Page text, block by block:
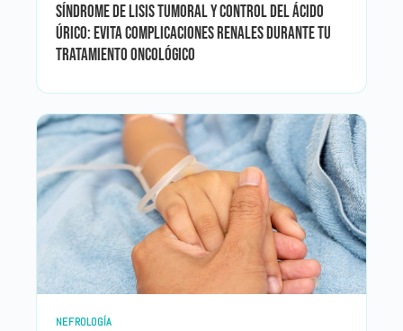
Síndrome de lisis tumoral y control del ácido
úrico: evita complicaciones renales durante tu
tratamiento oncológico
NEFROLOGÍA